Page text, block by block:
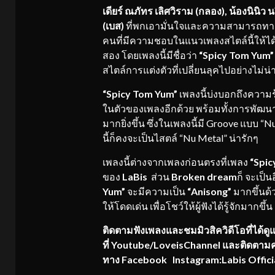
เดียร์ ณภัทร เลิศวิราม (กลอง), น้องนินิ
(เบส) ที่พกเอามั่นใจและความสามารถทา
คนที่มีความชอบในแนวเพลงสไตล์นี้ให้
สอง โดยเพลงนี้มีชื่อว่า “Spicy Tom Yum”
สไตล์การแต่งตัวที่เปลี่ยนลุคไปอย่างไม่น่
“Spicy Tom Yum” เพลงนี้บ่งบอกถึงควา
ในตัวของเพลงอีกด้วย พร้อมทั้งการพัฒ
มากยิ่งขึ้น ซึ่งในเพลงนี้มี Groove แบบ
นี้ก็คงจะเป็นไสตล์ “Nu Metal” น่ารักๆ
เพลงนี้ต่างจากเพลงก่อนตรงที่เพลง
ของ LaBis ส่วน Broken dreamก็ จะเป็
Yum” จะมีความเป็น “Anisong” มากขึ้นด้
ให้โดดเด่น เพื่อโชว์ให้ผู้ฟังได้รู้จักมากขึ้
ติดตามฟังเพลงและชมมิวสิควิดีโอที่ได้ดูแ
ที่ Youtube/LoveisChannel และติดตาม
ทาง Facebook Instagram:Labis